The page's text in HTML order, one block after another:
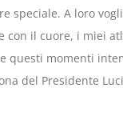
speciale. A loro
con il cuore, i miei
questi momenti
del Presidente